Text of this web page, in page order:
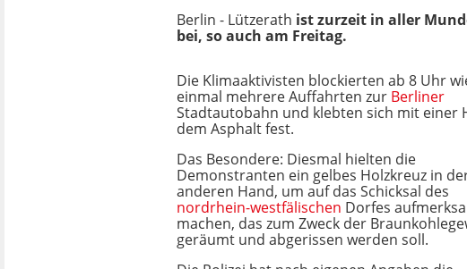
Berlin - Lützerath ist zurzeit in aller
bei, so auch am Freitag.
Die Klimaaktivisten blockierten ab 8 Uhr
einmal mehrere Auffahrten zur Berliner
Stadtautobahn und klebten sich mit einer
dem Asphalt fest.
Das Besondere: Diesmal hielten die
Demonstranten ein gelbes Holzkreuz in
anderen Hand, um auf das Schicksal des
nordrhein-westfälischen Dorfes
machen, das zum Zweck der
geräumt und abgerissen werden soll.